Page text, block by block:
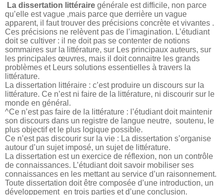
La dissertation littéraire générale est difficile, non parce
qu’elle est vague ,mais parce que derrière un vague
apparent, il faut trouver des précisions concrète et vivantes .
Ces précisions ne relèvent pas de l’imagination. L’étudiant
doit se cultiver : il ne doit pas se contenter de notions
sommaires sur la littérature, sur Les principaux auteurs, sur
les principales œuvres, mais il doit connaitre les grands
problèmes et Leurs solutions essentielles à travers la
littérature.
La dissertation littéraire : c’est produire un discours sur la
littérature. Ce n’est ni faire de la littérature, ni discourir sur le
monde en général.
^Ce n’est pas faire de la littérature : l’étudiant doit maintenir
son discours dans un registre de langue neutre, soutenu, le
plus objectif et le plus logique possible.
Ce n’est pas discourir sur la vie : La dissertation s’organise
autour d’un sujet imposé, un sujet de littérature.
La dissertation est un exercice de réflexion, non un contrôle
de connaissances. L’étudiant doit savoir mobiliser ses
connaissances en les mettant au service d’un raisonnement.
Toute dissertation doit être composée d’une introduction, un
développement en trois parties et d’une conclusion.